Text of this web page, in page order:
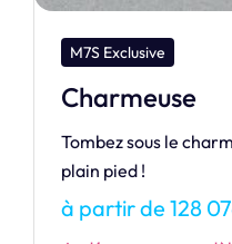
M7S Design
Cristal
Laissez la lumière
CRISTAL, une
rencontrent.